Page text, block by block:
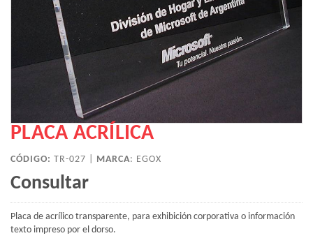
PLACA ACRÍLICA
CÓDIGO: TR-027 | MARCA: EGOX
Consultar
Placa de acrílico transparente, para exhibición corporativa o información
texto impreso por el dorso.